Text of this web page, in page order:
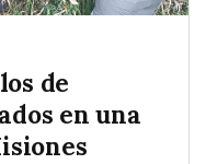
de
en una